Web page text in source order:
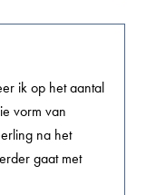
ik op het aantal
vorm van
na het
gaat met